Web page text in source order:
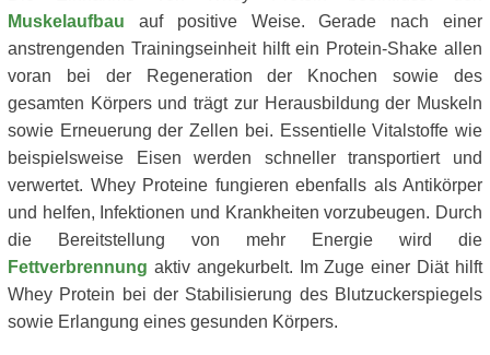
Muskelaufbau auf positive Weise. Gerade nach einer
anstrengenden Trainingseinheit hilft ein Protein-Shake allen
voran bei der Regeneration der Knochen sowie des
gesamten Körpers und trägt zur Herausbildung der Muskeln
sowie Erneuerung der Zellen bei. Essentielle Vitalstoffe wie
beispielsweise Eisen werden schneller transportiert und
verwertet. Whey Proteine fungieren ebenfalls als Antikörper
und helfen, Infektionen und Krankheiten vorzubeugen. Durch
die Bereitstellung von mehr Energie wird die
Fettverbrennung aktiv angekurbelt. Im Zuge einer Diät hilft
Whey Protein bei der Stabilisierung des Blutzuckerspiegels
sowie Erlangung eines gesunden Körpers.